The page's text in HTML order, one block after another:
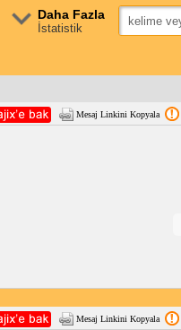
Daha Fazla
İstatistik
Mesaj Linkini Kopyala
Mesaj Linkini Kopyala